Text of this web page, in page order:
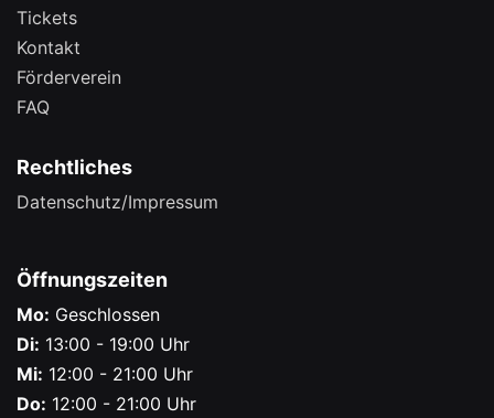
Tickets
Kontakt
Förderverein
FAQ
Rechtliches
Datenschutz/Impressum
Öffnungszeiten
Mo: Geschlossen
Di: 13:00 - 19:00 Uhr
Mi: 12:00 - 21:00 Uhr
Do: 12:00 - 21:00 Uhr